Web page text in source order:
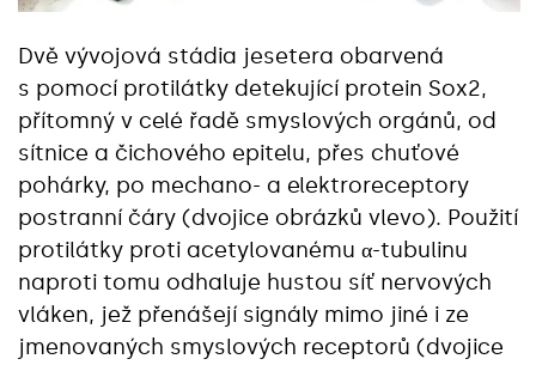
Dvě vývojová stádia jesetera obarvená
s pomocí protilátky detekující protein Sox2,
přítomný v celé řadě smyslových orgánů, od
sítnice a čichového epitelu, přes chuťové
pohárky, po mechano- a elektroreceptory
postranní čáry (dvojice obrázků vlevo). Použití
protilátky proti acetylovanému α-tubulinu
naproti tomu odhaluje hustou síť nervových
vláken, jež přenášejí signály mimo jiné i ze
jmenovaných smyslových receptorů (dvojice